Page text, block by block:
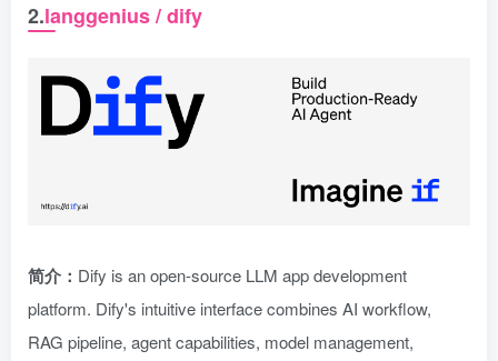
2.langgenius / dify
简介： Dify is an open-source LLM app development
platform. Dify's intuitive interface combines AI workflow,
RAG pipeline, agent capabilities, model management,